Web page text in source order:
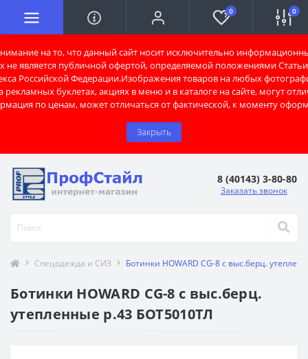
на то, что данный сайт носит исключительно
не является публичной офертой, определяемой положениями Статьи
Российской Федерации.Изображения товаров на любых
рекламных буклетах, акциях в меню и в каталоге на сайте, могут
по ценам, может отличаться от фактической, к моменту
Закрыть
0 0
8 (40143) 3-80-80
Заказать звонок
Спецодежда и СИЗ Ботинки HOWARD CG-8 с выс.берц.
Ботинки HOWARD CG-8 с выс.берц.
утепленные р.43 БОТ5010ТЛ